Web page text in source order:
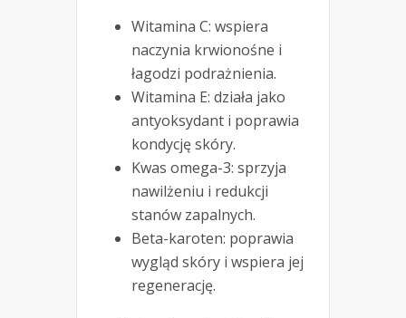
Witamina C: wspiera
naczynia krwionośne i
łagodzi podrażnienia.
Witamina E: działa jako
antyoksydant i poprawia
kondycję skóry.
Kwas omega-3: sprzyja
nawilżeniu i redukcji
stanów zapalnych.
Beta-karoten: poprawia
wygląd skóry i wspiera jej
regenerację.